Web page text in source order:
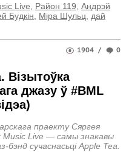
Live Район 119 Андрэй
Будкін Міра Шульц дай
1904 / 0
Візытоўка
джазу ў #BML
праекту Сяргея
Music Live — самы знакавы
бэнд сучаснасьці Apple Tea.